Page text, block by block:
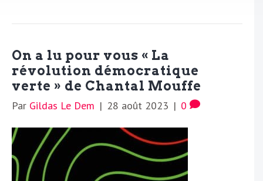
On a lu pour vous « La
révolution démocratique
verte » de Chantal Mouffe
Par Gildas Le Dem | 28 août 2023 | 0